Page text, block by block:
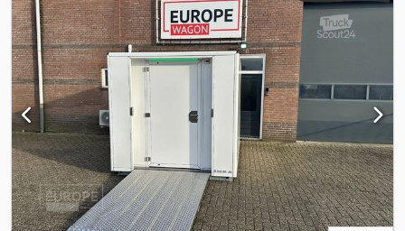
Informationen = Abmessungen (L x B x H): 675 x 255 x 258 cm
Technischer Zustand: gut Optischer Zustand: gut Hersteller:
Clean Mat Trucks B.V. Wageningsestraat 17 6673DB ANDELST, NL